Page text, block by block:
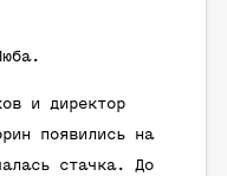
и директор
появились на
стачка. До